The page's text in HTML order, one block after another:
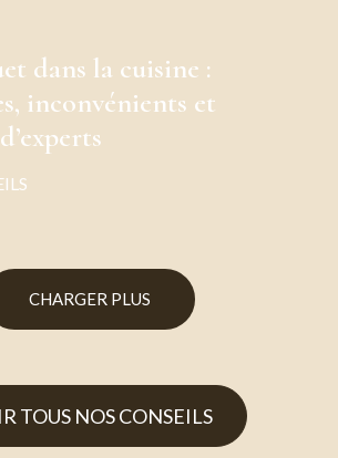
dans la cuisine :
inconvénients et
CHARGER PLUS
TOUS NOS CONSEILS